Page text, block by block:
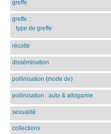
greffe
greffe ::
type de greffe
récolte
dissémination
pollinisation (mode de)
pollinisation : auto & allogamie
sexualité
collections